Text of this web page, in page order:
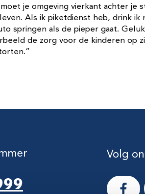
je omgeving vierkant achter je
Als ik piketdienst heb, drink ik
springen als de pieper gaat.
de zorg voor de kinderen op
Volg